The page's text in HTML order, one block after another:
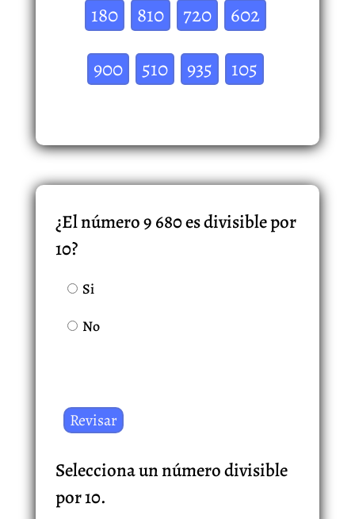
180
810 720
602
900
510 935 105
¿El número 9 680 es divisible por
10?
Si
No
Selecciona un número divisible
por 10.